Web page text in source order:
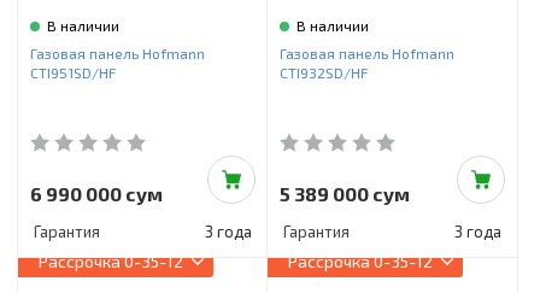
В наличии
Газовая панель Hofmann
CTI951SD/HF
6 990 000 сум
Гарантия 3 года
В наличии
Газовая панель Hofmann
CTI932SD/HF
5 389 000 сум
Гарантия 3 года
Рассрочка0-35-12 Рассрочка0-35-12